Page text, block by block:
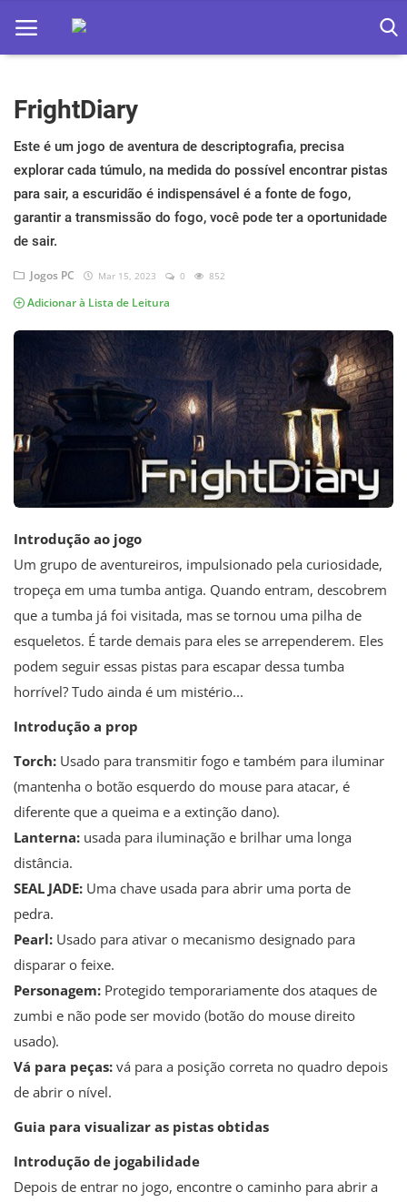
Home
Apps
Ebooks
Games
Música
Jogos hoje na TV
FrightDiary
Este é um jogo de aventura de descriptografia, precisa
explorar cada túmulo, na medida do possível encontrar pistas
para sair, a escuridão é indispensável é a fonte de fogo,
garantir a transmissão do fogo, você pode ter a oportunidade
de sair.
Jogos PC Mar 15, 2023 0 852
Adicionar à Lista de Leitura
Introdução ao jogo
Um grupo de aventureiros, impulsionado pela curiosidade,
tropeça em uma tumba antiga. Quando entram, descobrem
que a tumba já foi visitada, mas se tornou uma pilha de
esqueletos. É tarde demais para eles se arrependerem. Eles
podem seguir essas pistas para escapar dessa tumba
horrível? Tudo ainda é um mistério...
Introdução a prop
Torch: Usado para transmitir fogo e também para iluminar
(mantenha o botão esquerdo do mouse para atacar, é
diferente que a queima e a extinção dano).
Lanterna: usada para iluminação e brilhar uma longa
distância.
SEAL JADE: Uma chave usada para abrir uma porta de
pedra.
Pearl: Usado para ativar o mecanismo designado para
disparar o feixe.
Personagem: Protegido temporariamente dos ataques de
zumbi e não pode ser movido (botão do mouse direito
usado).
Vá para peças: vá para a posição correta no quadro depois
de abrir o nível.
Guia para visualizar as pistas obtidas
Introdução de jogabilidade
Depois de entrar no jogo, encontre o caminho para abrir a